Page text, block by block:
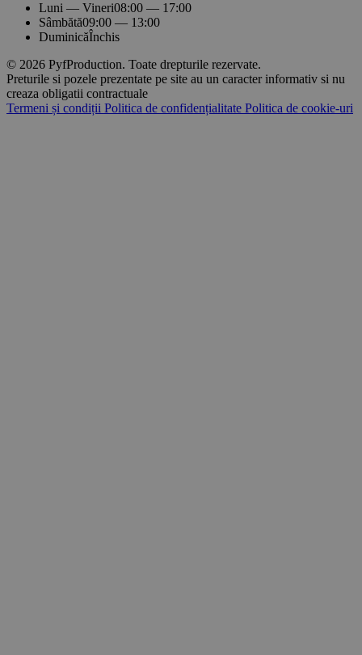
Luni — Vineri08:00 — 17:00
Sâmbătă09:00 — 13:00
DuminicăÎnchis
© 2026 PyfProduction. Toate drepturile rezervate.
Preturile si pozele prezentate pe site au un caracter informativ si nu
creaza obligatii contractuale
Termeni și condiții Politica de confidențialitate Politica de cookie-uri